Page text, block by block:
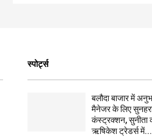
स्पोर्ट्स
बलौदा बाजार में
मैनेजर के लिए
कंस्ट्रक्शन,
ऋषिकेश ट्रेडर्स में...